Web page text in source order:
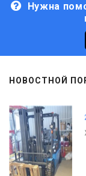
Нужна
НОВОСТНОЙ